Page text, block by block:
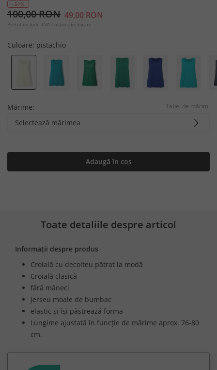
- 51%
100,00 RON 49,00 RON
Prețul include TVA Costuri de livrare
Culoare: pistachio
Mărime: Tabel de mărimi
Selectează mărimea
Adaugă în coș
Toate detaliile despre articol
Informații despre produs
Croială cu decolteu pătrat la modă
Croială clasică
fără mâneci
jerseu moale de bumbac
elastic și își păstrează forma
Lungime ajustată în funcție de mărime aprox. 76-80
cm.